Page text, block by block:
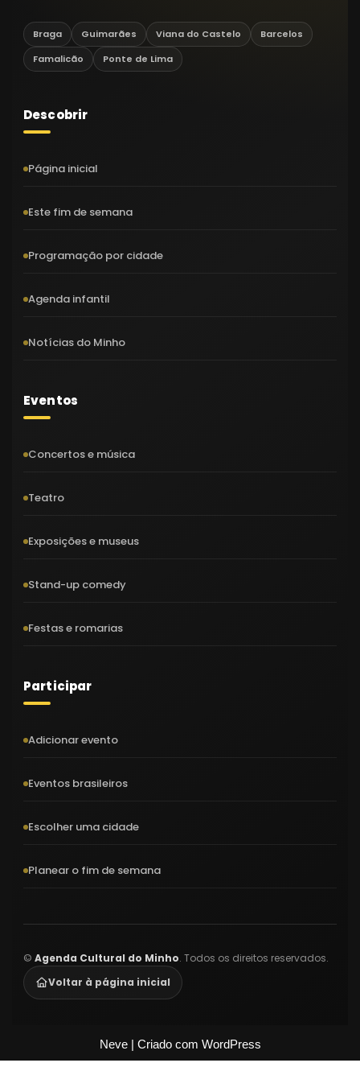
Braga Guimarães Viana do Castelo
Barcelos
Famalicão
Ponte de Lima
Descobrir
Página inicial
Este fim de semana
Programação por cidade
Agenda infantil
Notícias do Minho
Eventos
Concertos e música
Teatro
Exposições e museus
Stand-up comedy
Festas e romarias
Participar
Adicionar evento
Eventos brasileiros
Escolher uma cidade
Planear o fim de semana
© Agenda Cultural do Minho. Todos os direitos reservados.
Voltar à página inicial
Neve| Criado com WordPress